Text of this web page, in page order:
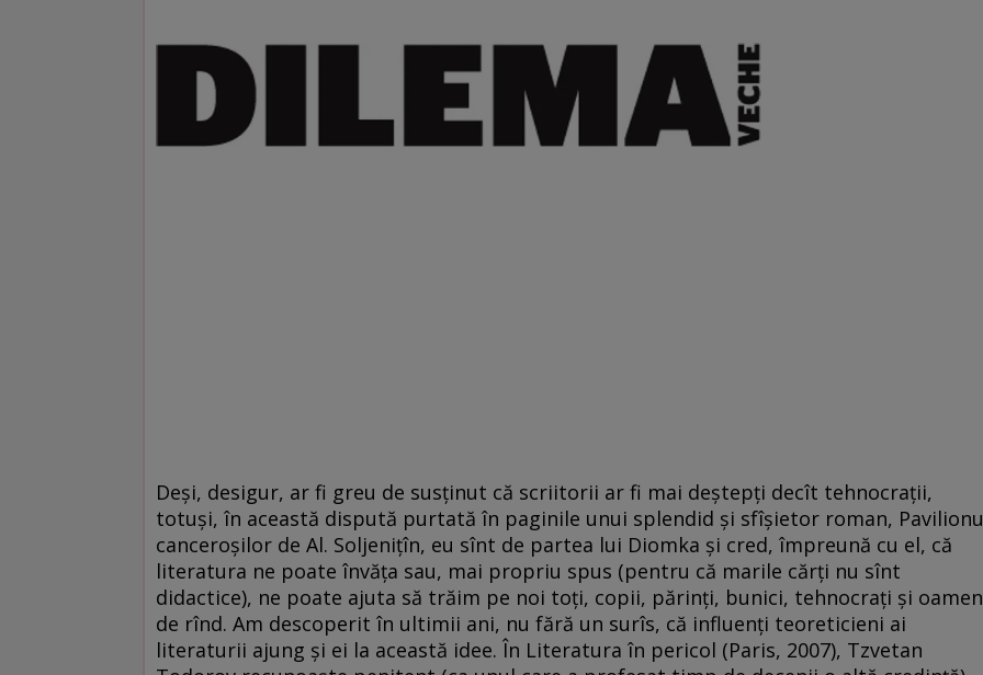
Deşi, desigur, ar fi greu de susţinut că scriitorii ar fi mai deştepţi decît tehnocraţii,
totuşi, în această dispută purtată în paginile unui splendid şi sfîşietor roman,
canceroşilor de Al. Soljeniţîn, eu sînt de partea lui Diomka şi cred, împreună cu el, că
literatura ne poate învăţa sau, mai propriu spus (pentru că marile cărţi nu sînt
didactice), ne poate ajuta să trăim pe noi toţi, copii, părinţi, bunici, tehnocraţi şi
de rînd. Am descoperit în ultimii ani, nu fără un surîs, că influenţi teoreticieni ai
literaturii ajung şi ei la această idee. În Literatura în pericol (Paris, 2007), Tzvetan